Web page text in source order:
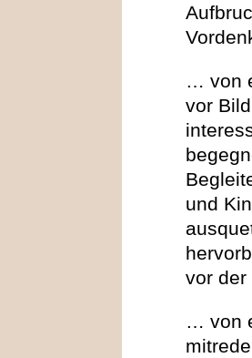
… von
vor
und
vor der
… von